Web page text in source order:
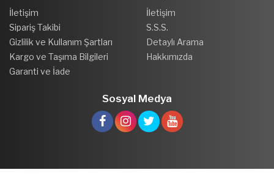
İletişim
Sipariş Takibi
Gizlilik ve Kullanım Şartları
Kargo ve Taşıma Bilgileri
Garanti ve İade
İletişim
S.S.S.
Detaylı Arama
Hakkımızda
Sosyal Medya